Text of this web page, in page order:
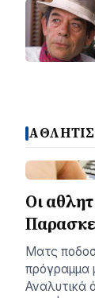
Οι
Ματς
πρόγραμμα
Αναλυτικά